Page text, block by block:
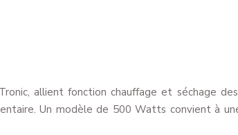
allient fonction chauffage et séchage
Un modèle de 500 Watts convient à